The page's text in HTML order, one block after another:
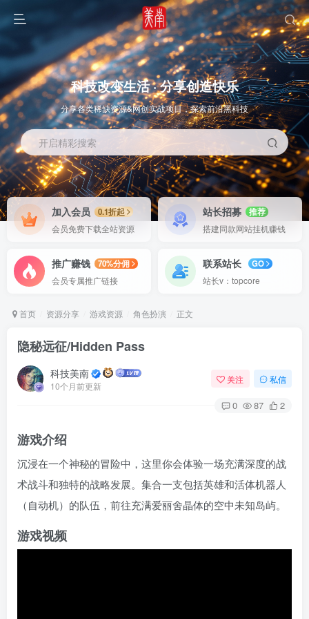
OS教程 SOFT教程
软件 Linux软件 Android软件
科技改变生活 · 分享创造快乐
分享各类稀缺资源&网创实战项目，探索前沿黑科技
开启精彩搜索
加入会员
0.1折起
会员免费下载全站资源
站长招募
推荐
搭建同款网站挂机赚钱
推广赚钱
70%分佣
会员专属推广链接
联系站长
GO
站长v：topcore
首页 资源分享 游戏资源 角色扮演 正文
隐秘远征/Hidden Pass
科技美南
10个月前更新
关注 私信
0 87 2
游戏介绍
沉浸在一个神秘的冒险中，这里你会体验一场充满深度的战
术战斗和独特的战略发展。集合一支包括英雄和活体机器人
（自动机）的队伍，前往充满爱丽舍晶体的空中未知岛屿。
游戏视频